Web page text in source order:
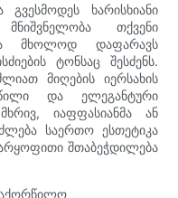
ხარისხიანი
თქვენი
მხოლოდ დაფარავს
ტონსაც შესძენს.
მიღების იერსახის
და ელეგანტური
იაფფასიანმა ან
საერთო ესთეტიკა
შთაბეჭდილება